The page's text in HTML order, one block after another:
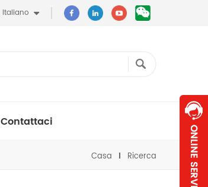
Italiano
Contattaci
Casa Ricerca